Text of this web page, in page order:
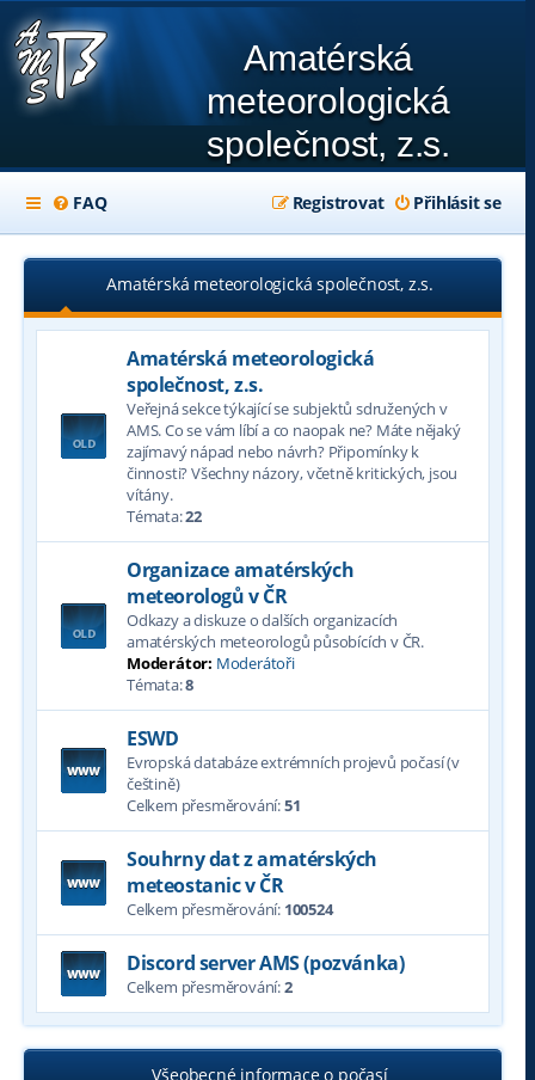
Amatérská
meteorologická
společnost, z.s.
FAQ Přihlásit se
Registrovat
Amatérská meteorologická společnost, z.s.
Amatérská meteorologická
společnost, z.s.
Veřejná sekce týkající se subjektů sdružených v
AMS. Co se vám líbí a co naopak ne? Máte nějaký
zajímavý nápad nebo návrh? Připomínky k
činnosti? Všechny názory, včetně kritických, jsou
vítány.
Témata:22
Organizace amatérských
meteorologů v ČR
Odkazy a diskuze o dalších organizacích
amatérských meteorologů působících v ČR.
Moderátor: Moderátoři
Témata:8
ESWD
Evropská databáze extrémních projevů počasí (v
češtině)
Celkem přesměrování:51
Souhrny dat z amatérských
meteostanic v ČR
Celkem přesměrování: 100524
Discord server AMS (pozvánka)
Celkem přesměrování:2
Všeobecné informace o počasí